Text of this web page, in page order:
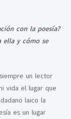
con la poesía?
ella y cómo se
un lector
vida el lugar que
laico la
es un lugar